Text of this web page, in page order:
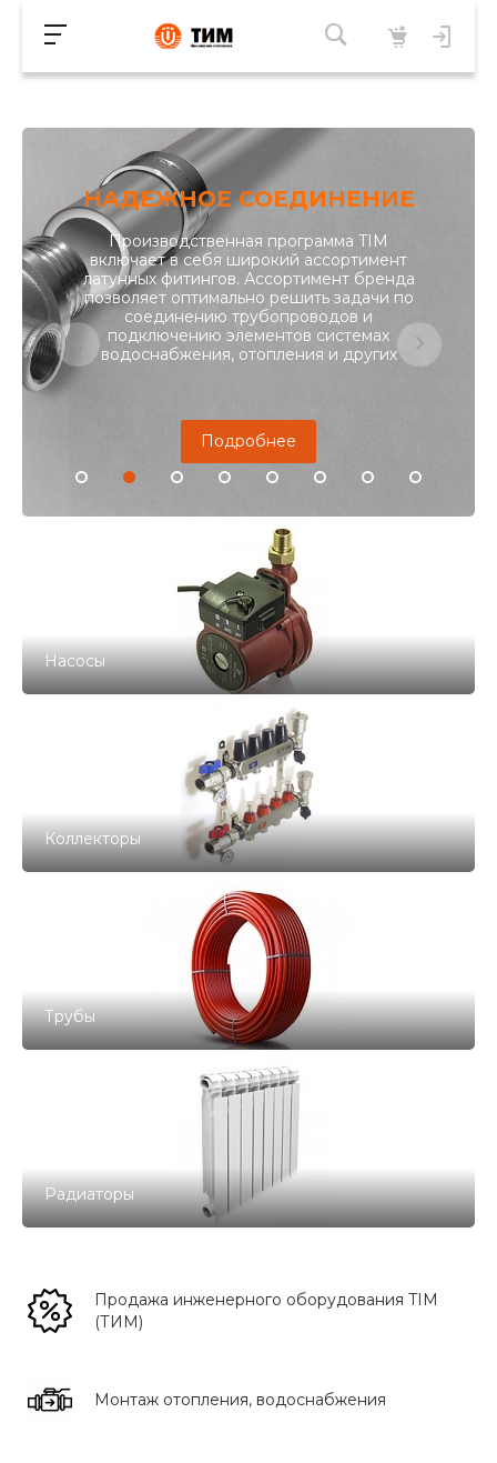
НАДЕЖНОЕ СОЕДИНЕНИЕ
Производственная программа TIM
включает в себя широкий ассортимент
латунных фитингов. Ассортимент бренда
позволяет оптимально решить задачи по
соединению трубопроводов и
подключению элементов системах
водоснабжения, отопления и других
Подробнее
Насосы
Коллекторы
Трубы
Радиаторы
Продажа инженерного оборудования TIM
(ТИМ)
Монтаж отопления, водоснабжения